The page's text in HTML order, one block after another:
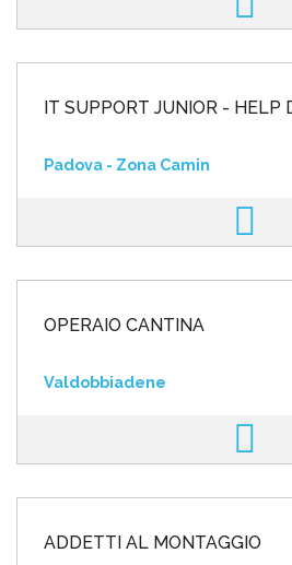
IT SUPPORT JUNIOR - HELP
Padova - Zona Camin
OPERAIO CANTINA
Valdobbiadene
ADDETTI AL MONTAGGIO